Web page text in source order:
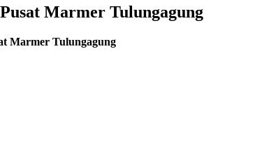
Marmer Tulungagung
Marmer Tulungagung